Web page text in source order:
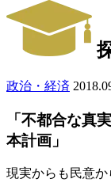
政治・経済
「不都合な真
本計画」
現実からも民意